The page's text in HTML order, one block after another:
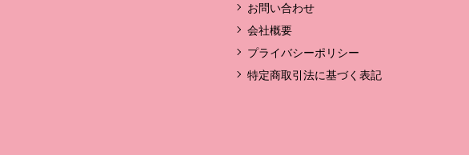
お問い合わせ
会社概要
プライバシーポリシー
特定商取引法に基づく表記